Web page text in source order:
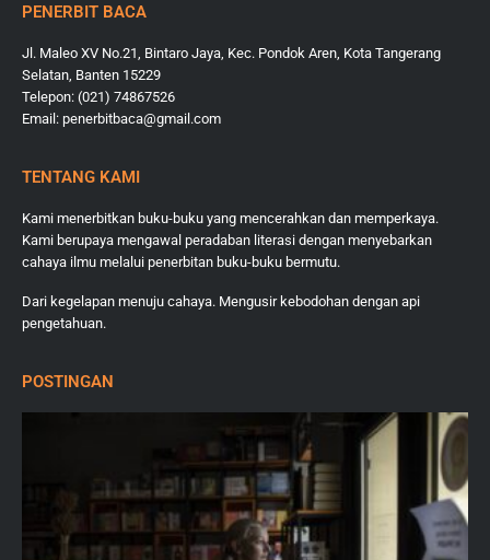
PENERBIT BACA
Jl. Maleo XV No.21, Bintaro Jaya, Kec. Pondok Aren, Kota Tangerang
Selatan, Banten 15229
Telepon: (021) 74867526
Email: penerbitbaca@gmail.com
TENTANG KAMI
Kami menerbitkan buku-buku yang mencerahkan dan memperkaya.
Kami berupaya mengawal peradaban literasi dengan menyebarkan
cahaya ilmu melalui penerbitan buku-buku bermutu.
Dari kegelapan menuju cahaya. Mengusir kebodohan dengan api
pengetahuan.
POSTINGAN